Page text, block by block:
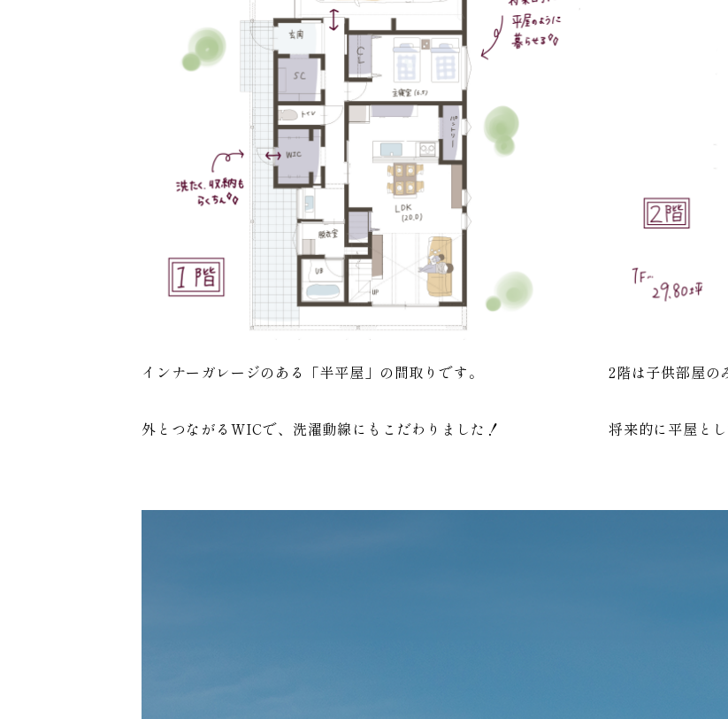
インナーガレージのある「半平屋」の間取りです。
外とつながるWICで、洗濯動線にもこだわりました！
2階は子供部屋の
将来的に平屋と